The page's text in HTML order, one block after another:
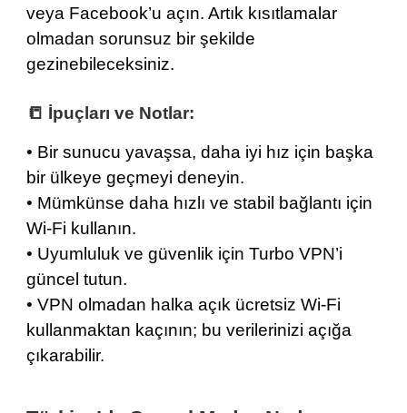
veya Facebook’u açın. Artık kısıtlamalar
olmadan sorunsuz bir şekilde
gezinebileceksiniz.
📒 İpuçları ve Notlar:
• Bir sunucu yavaşsa, daha iyi hız için başka
bir ülkeye geçmeyi deneyin.
• Mümkünse daha hızlı ve stabil bağlantı için
Wi-Fi kullanın.
• Uyumluluk ve güvenlik için Turbo VPN’i
güncel tutun.
• VPN olmadan halka açık ücretsiz Wi-Fi
kullanmaktan kaçının; bu verilerinizi açığa
çıkarabilir.